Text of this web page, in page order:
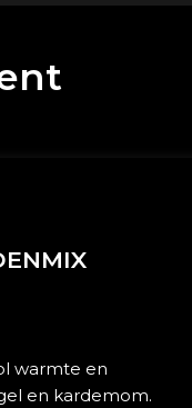
warmte en
en kardemom.